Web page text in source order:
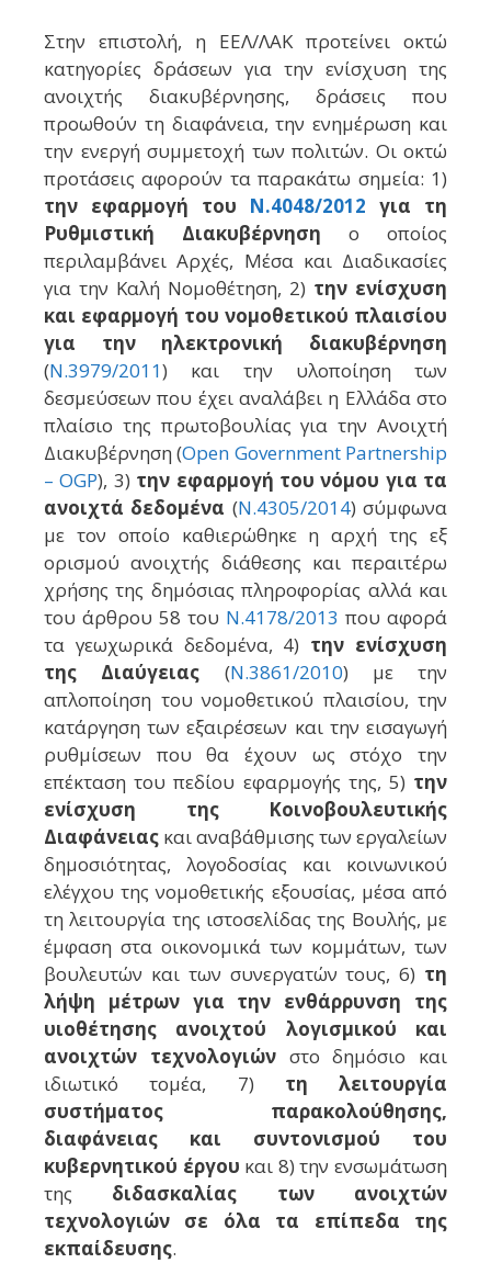
Στην επιστολή, η ΕΕΛ/ΛΑΚ προτείνει οκτώ
κατηγορίες δράσεων για την ενίσχυση της
ανοιχτής διακυβέρνησης, δράσεις που
προωθούν τη διαφάνεια, την ενημέρωση και
την ενεργή συμμετοχή των πολιτών. Οι οκτώ
προτάσεις αφορούν τα παρακάτω σημεία: 1)
την εφαρμογή του Ν.4048/2012 για τη
Ρυθμιστική Διακυβέρνηση ο οποίος
περιλαμβάνει Αρχές, Μέσα και Διαδικασίες
για την Καλή Νομοθέτηση, 2) την ενίσχυση
και εφαρμογή του νομοθετικού πλαισίου
για την ηλεκτρονική διακυβέρνηση
(Ν.3979/2011) και την υλοποίηση των
δεσμεύσεων που έχει αναλάβει η Ελλάδα στο
πλαίσιο της πρωτοβουλίας για την Ανοιχτή
Διακυβέρνηση (Open Government Partnership
– OGP), 3) την εφαρμογή του νόμου για τα
ανοιχτά δεδομένα (Ν.4305/2014) σύμφωνα
με τον οποίο καθιερώθηκε η αρχή της εξ
ορισμού ανοιχτής διάθεσης και περαιτέρω
χρήσης της δημόσιας πληροφορίας αλλά και
του άρθρου 58 του Ν.4178/2013 που αφορά
τα γεωχωρικά δεδομένα, 4) την ενίσχυση
της Διαύγειας (Ν.3861/2010) με την
απλοποίηση του νομοθετικού πλαισίου, την
κατάργηση των εξαιρέσεων και την εισαγωγή
ρυθμίσεων που θα έχουν ως στόχο την
επέκταση του πεδίου εφαρμογής της, 5) την
ενίσχυση της Κοινοβουλευτικής
Διαφάνειας και αναβάθμισης των εργαλείων
δημοσιότητας, λογοδοσίας και κοινωνικού
ελέγχου της νομοθετικής εξουσίας, μέσα από
τη λειτουργία της ιστοσελίδας της Βουλής, με
έμφαση στα οικονομικά των κομμάτων, των
βουλευτών και των συνεργατών τους, 6) τη
λήψη μέτρων για την ενθάρρυνση της
υιοθέτησης ανοιχτού λογισμικού και
ανοιχτών τεχνολογιώνστο δημόσιο και
ιδιωτικό τομέα, 7) τη λειτουργία
συστήματος παρακολούθησης,
διαφάνειας και συντονισμού του
κυβερνητικού έργου και 8) την ενσωμάτωση
της διδασκαλίας των ανοιχτών
τεχνολογιών σε όλα τα επίπεδα της
εκπαίδευσης.